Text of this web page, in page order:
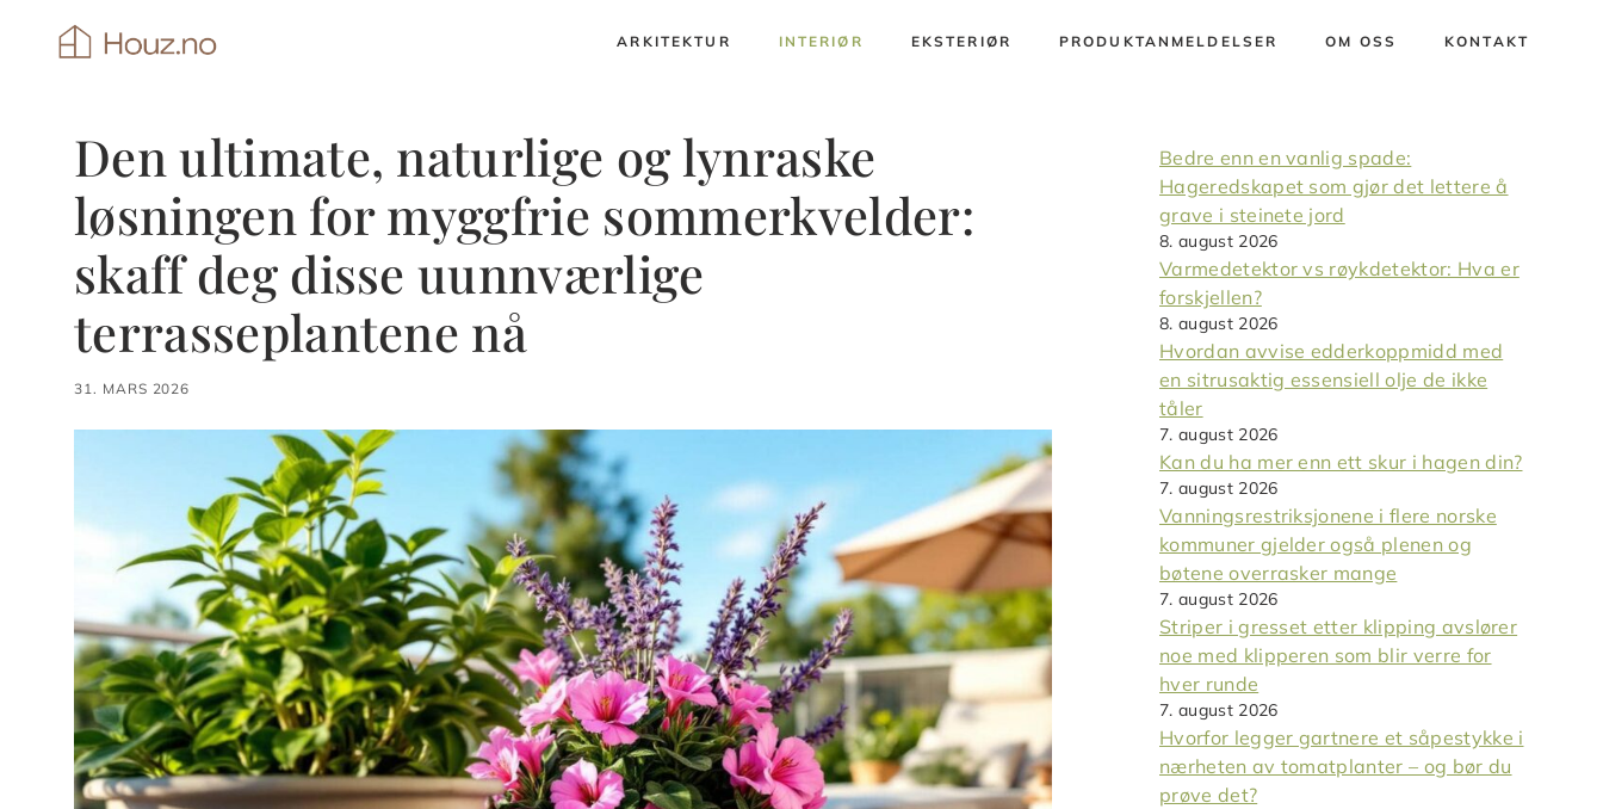
ARKITEKTUR INTERIØR EKSTERIØR PRODUKTANMELDELSER OM OSS KONTAKT
Den ultimate, naturlige og lynraske
løsningen for myggfrie sommerkvelder:
skaff deg disse uunnværlige
terrasseplantene nå
31. MARS 2026
Bedre enn en vanlig spade:
Hageredskapet som gjør det lettere å
grave i steinete jord
8. august 2026
Varmedetektor vs røykdetektor: Hva er
forskjellen?
8. august 2026
Hvordan avvise edderkoppmidd med
en sitrusaktig essensiell olje de ikke
tåler
7. august 2026
Kan du ha mer enn ett skur i hagen din?
7. august 2026
Vanningsrestriksjonene i flere norske
kommuner gjelder også plenen og
bøtene overrasker mange
7. august 2026
Striper i gresset etter klipping avslører
noe med klipperen som blir verre for
hver runde
7. august 2026
Hvorfor legger gartnere et såpestykke i
nærheten av tomatplanter – og bør du
prøve det?